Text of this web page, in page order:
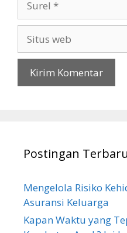
web
Postingan Terbaru
Mengelola Risiko
Asuransi Keluarga
Kapan Waktu yang